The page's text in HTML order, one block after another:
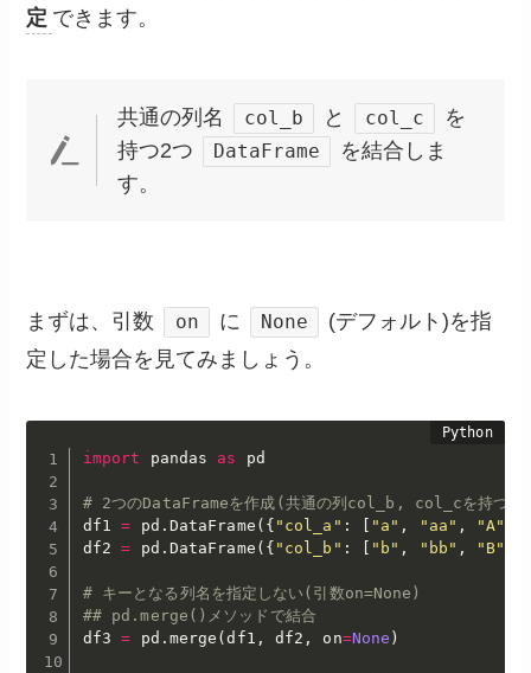
定 できます。
共通の列名 col_b と col_c
を
持つ2つ
DataFrame
を結合しま
す。
まずは、引数 on に None
(デフォルト)を指
定した場合を見てみましょう。
import pandas as pd
# 2つのDataFrameを作成(共通の列col_b, col_cを持つ)
df1 = pd . DataFrame ( { "col_a" : "a" , "aa" , "A"
df2 = pd . DataFrame ( { "col_b" : "b" , "bb" , "B"
# キーとなる列名を指定しない(引数on=None)
## pd.merge()メソッドで結合
df3 = pd . merge (df1 , df2 , on=None )